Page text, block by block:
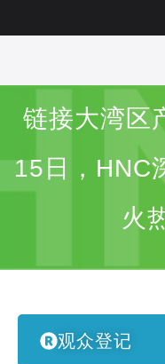
链接大湾区
15日，HNC
火
观众登记